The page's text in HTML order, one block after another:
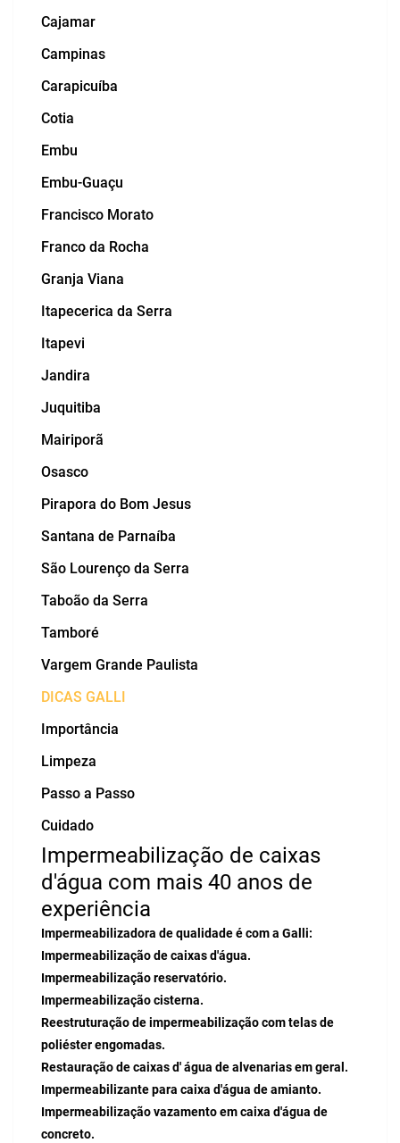
Cajamar
Campinas
Carapicuíba
Cotia
Embu
Embu-Guaçu
Francisco Morato
Franco da Rocha
Granja Viana
Itapecerica da Serra
Itapevi
Jandira
Juquitiba
Mairiporã
Osasco
Pirapora do Bom Jesus
Santana de Parnaíba
São Lourenço da Serra
Taboão da Serra
Tamboré
Vargem Grande Paulista
DICAS GALLI
Importância
Limpeza
Passo a Passo
Cuidado
Impermeabilização de caixas
d'água com mais 40 anos de
experiência
Impermeabilizadora de qualidade é com a Galli:
Impermeabilização de caixas d'água.
Impermeabilização reservatório.
Impermeabilização cisterna.
Reestruturação de impermeabilização com telas de
poliéster engomadas.
Restauração de caixas d' água de alvenarias em geral.
Impermeabilizante para caixa d'água de amianto.
Impermeabilização vazamento em caixa d'água de
concreto.